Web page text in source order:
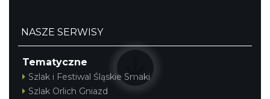
Cieszyn
NASZE SERWISY
Tematyczne
Szlak i Festiwal Śląskie Smaki
Szlak Orlich Gniazd